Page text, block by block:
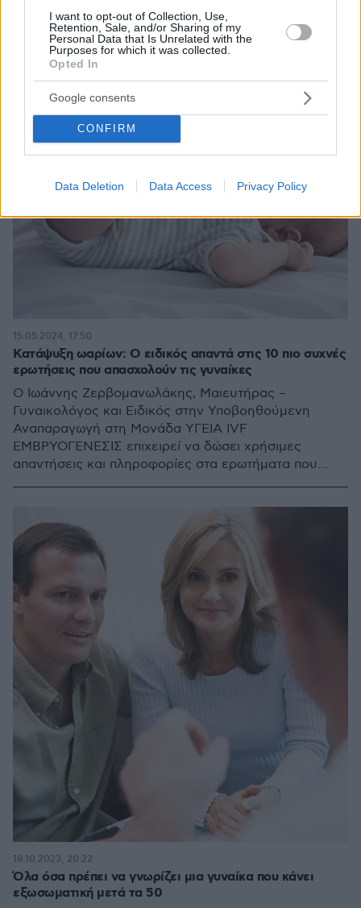
I want to opt-out of Collection, Use,
Retention, Sale, and/or Sharing of my
Personal Data that Is Unrelated with the
Purposes for which it was collected.
Opted In
Google consents
CONFIRM
Data Deletion Data Access Privacy Policy
Κατάψυξη ωαρίων: Ο ειδικός απαντά στις 10 πιο συχνές
ερωτήσεις που απασχολούν τις γυναίκες
Ο Ιωάννης Ζερβομανωλάκης, Μαιευτήρας –
Γυναικολόγος και Ειδικός στην Υποβοηθούμενη
Αναπαραγωγή στη Μονάδα ΥΓΕΙΑ IVF
ΕΜΒΡΥΟΓΕΝΕΣΙΣ επιχειρεί να δώσει χρήσιμες
απαντήσεις και πληροφορίες στα ερωτήματα που
15.05.2024, 17:50
Όλα όσα πρέπει να γνωρίζει μια γυναίκα που κάνει
εξωσωματική μετά τα 50
18.10.2023, 20:22